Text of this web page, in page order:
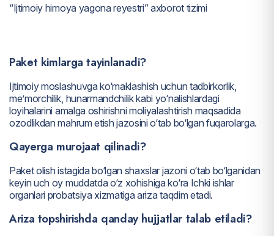
“Ijtimoiy himoya yagona reyestri” axborot tizimi
Paket kimlarga tayinlanadi?
Ijtimoiy moslashuvga ko‘maklashish uchun tadbirkorlik,
me’morchilik, hunarmandchilik kabi yo‘nalishlardagi
loyihalarini amalga oshirishni moliyalashtirish maqsadida
ozodlikdan mahrum etish jazosini o‘tab bo‘lgan fuqarolarga.
Qayerga murojaat qilinadi?
Paket olish istagida bo‘lgan shaxslar jazoni o‘tab bo‘lganidan
keyin uch oy muddatda o‘z xohishiga ko‘ra Ichki ishlar
organlari probatsiya xizmatiga ariza taqdim etadi.
Ariza topshirishda qanday hujjatlar talab etiladi?